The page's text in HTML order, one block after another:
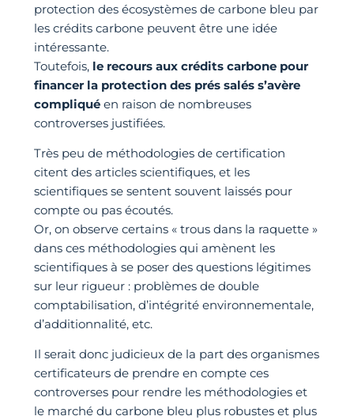
protection des écosystèmes de carbone bleu par
les crédits carbone peuvent être une idée
intéressante.
Toutefois, le recours aux crédits carbone pour
financer la protection des prés salés s’avère
compliquéen raison de nombreuses
controverses justifiées.
Très peu de méthodologies de certification
citent des articles scientifiques, et les
scientifiques se sentent souvent laissés pour
compte ou pas écoutés.
Or, on observe certains « trous dans la raquette »
dans ces méthodologies qui amènent les
scientifiques à se poser des questions légitimes
sur leur rigueur : problèmes de double
comptabilisation, d’intégrité environnementale,
d’additionnalité, etc.
Il serait donc judicieux de la part des organismes
certificateurs de prendre en compte ces
controverses pour rendre les méthodologies et
le marché du carbone bleu plus robustes et plus